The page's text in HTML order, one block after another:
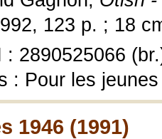
123 p. ; 18
: 2890525066
: Pour les jeunes
1946 (1991)